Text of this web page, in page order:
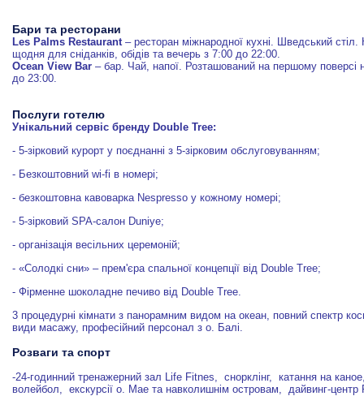
Бари та ресторани
Les Palms Restaurant– ресторан міжнародної кухні. Шведський стіл.
щодня для сніданків, обідів та вечерь з 7:00 до 22:00.
Ocean View Bar – бар. Чай, напої. Розташований на першому поверсі
до 23:00.
Послуги готелю
Унікальний сервіс бренду Double Tree:
- 5-зірковий курорт у поєднанні з 5-зірковим обслуговуванням;
- Безкоштовний wi-fi в номері;
- безкоштовна кавоварка Nespresso у кожному номері;
- 5-зірковий SPA-салон Duniye;
- організація весільних церемоній;
- «Солодкі сни» – прем'єра спальної концепції від Double Tree;
- Фірменне шоколадне печиво від Double Tree.
3 процедурні кімнати з панорамним видом на океан, повний спектр
види масажу, професійний персонал з о. Балі.
Розваги та спорт
-24-годинний тренажерний зал Life Fitnes, снорклінг, катання на
волейбол, екскурсії о. Мае та навколишнім островам, дайвинг-центр